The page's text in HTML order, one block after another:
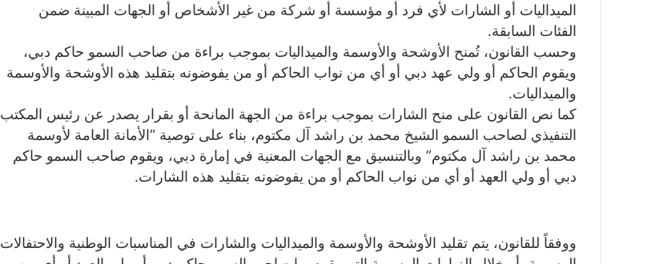
الميداليات أو الشارات لأي فرد أو مؤسسة أو شركة من غير الأشخاص أو الجهات المبينة ضمن
الفئات السابقة.
وحسب القانون، تُمنح الأوشحة والأوسمة والميداليات بموجب براءة من صاحب السمو حاكم دبي،
ويقوم الحاكم أو ولي عهد دبي أو أي من نواب الحاكم أو من يفوضونه بتقليد هذه الأوشحة والأوسمة
والميداليات.
كما نص القانون على منح الشارات بموجب براءة من الجهة المانحة أو بقرار يصدر عن رئيس المكتب
التنفيذي لصاحب السمو الشيخ محمد بن راشد آل مكتوم، بناء على توصية “الأمانة العامة لأوسمة
محمد بن راشد آل مكتوم” وبالتنسيق مع الجهات المعنية في إمارة دبي، ويقوم صاحب السمو حاكم
دبي أو ولي العهد أو أي من نواب الحاكم أو من يفوضونه بتقليد هذه الشارات.
ووفقاً للقانون، يتم تقليد الأوشحة والأوسمة والميداليات والشارات في المناسبات الوطنية والاحتفالات